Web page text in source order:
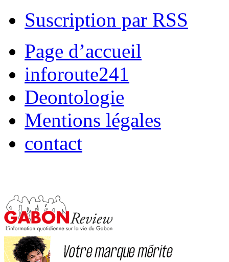
Suscription par RSS
Page d’accueil
inforoute241
Deontologie
Mentions légales
contact